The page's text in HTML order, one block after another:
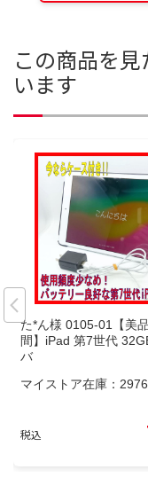
この商品を
います
た*ん様 0105-01【美
間】iPad 第7世代
バ
マイストア在庫： 2976
税込